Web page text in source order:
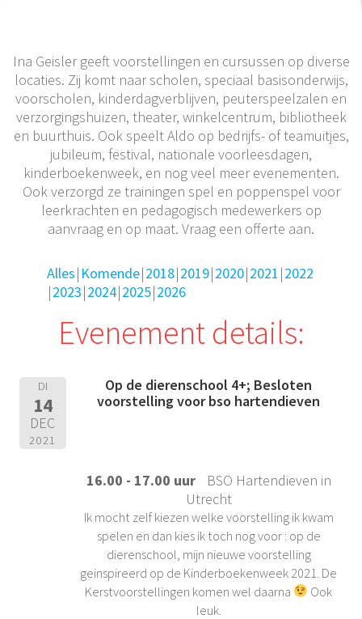
Ina Geisler geeft voorstellingen en cursussen op diverse
locaties. Zij komt naar scholen, speciaal basisonderwijs,
voorscholen, kinderdagverblijven, peuterspeelzalen en
verzorgingshuizen, theater, winkelcentrum, bibliotheek
en buurthuis. Ook speelt Aldo op bedrijfs- of teamuitjes,
jubileum, festival, nationale voorleesdagen,
kinderboekenweek, en nog veel meer evenementen.
Ook verzorgd ze trainingen spel en poppenspel voor
leerkrachten en pedagogisch medewerkers op
aanvraag en op maat. Vraag een offerte aan.
Alles Komende 2018 2019 2020 2021 2022
2023 2024 2025 2026
Evenement details:
DI
14
DEC
2021
Op de dierenschool 4+; Besloten
voorstelling voor bso hartendieven
16.00 - 17.00 uur
BSO Hartendieven in
Utrecht
Ik mocht zelf kiezen welke voorstelling ik kwam
spelen en dan kies ik toch nog voor : op de
dierenschool, mijn nieuwe voorstelling
geinspireerd op de Kinderboekenweek 2021. De
Kerstvoorstellingen komen wel daarna
Ook
leuk.